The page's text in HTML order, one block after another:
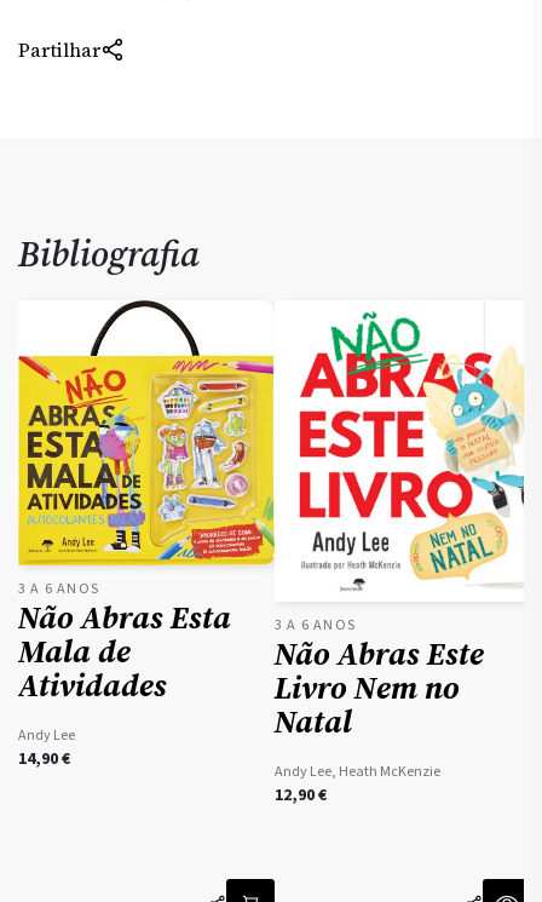
Partilhar
Bibliografia
3 A 6 ANOS
Não Abras Esta
Mala de
Atividades
Andy Lee
14,90€
3 A 6 ANOS
Não Abras Este
Livro Nem no
Natal
Andy Lee, Heath McKenzie
12,90€